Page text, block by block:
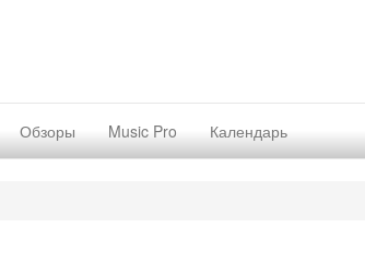
Обзоры Music Pro Календарь